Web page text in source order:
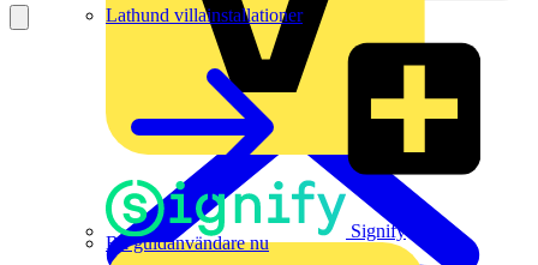
Signify
Lathund villainstallationer
Bli guldanvändare nu